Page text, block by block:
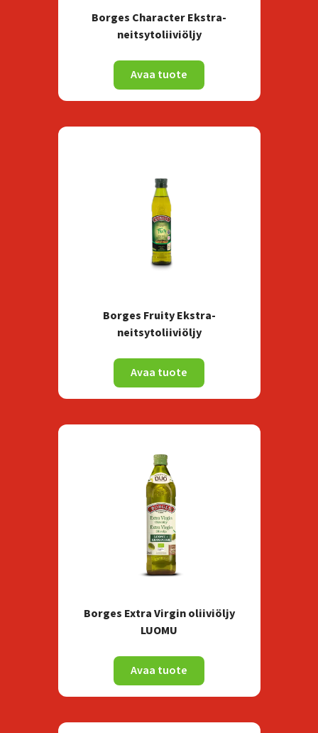
Borges Character Ekstra-
neitsytoliiviöljy
Avaa tuote
Borges Fruity Ekstra-
neitsytoliiviöljy
Avaa tuote
Borges Extra Virgin oliiviöljy
LUOMU
Avaa tuote